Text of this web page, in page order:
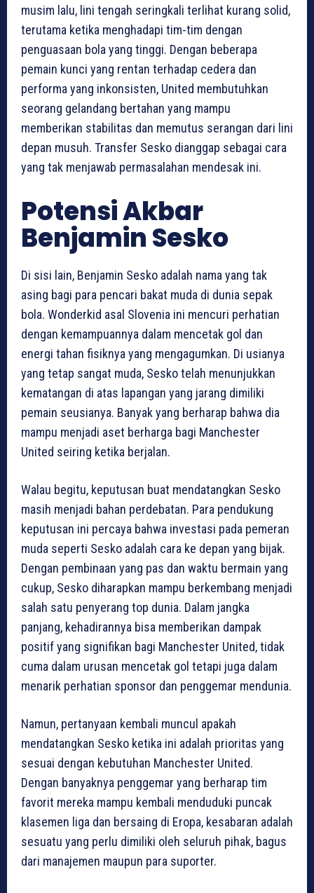
musim lalu, lini tengah seringkali terlihat kurang solid,
terutama ketika menghadapi tim-tim dengan
penguasaan bola yang tinggi. Dengan beberapa
pemain kunci yang rentan terhadap cedera dan
performa yang inkonsisten, United membutuhkan
seorang gelandang bertahan yang mampu
memberikan stabilitas dan memutus serangan dari lini
depan musuh. Transfer Sesko dianggap sebagai cara
yang tak menjawab permasalahan mendesak ini.
Potensi Akbar
Benjamin Sesko
Di sisi lain, Benjamin Sesko adalah nama yang tak
asing bagi para pencari bakat muda di dunia sepak
bola. Wonderkid asal Slovenia ini mencuri perhatian
dengan kemampuannya dalam mencetak gol dan
energi tahan fisiknya yang mengagumkan. Di usianya
yang tetap sangat muda, Sesko telah menunjukkan
kematangan di atas lapangan yang jarang dimiliki
pemain seusianya. Banyak yang berharap bahwa dia
mampu menjadi aset berharga bagi Manchester
United seiring ketika berjalan.
Walau begitu, keputusan buat mendatangkan Sesko
masih menjadi bahan perdebatan. Para pendukung
keputusan ini percaya bahwa investasi pada pemeran
muda seperti Sesko adalah cara ke depan yang bijak.
Dengan pembinaan yang pas dan waktu bermain yang
cukup, Sesko diharapkan mampu berkembang menjadi
salah satu penyerang top dunia. Dalam jangka
panjang, kehadirannya bisa memberikan dampak
positif yang signifikan bagi Manchester United, tidak
cuma dalam urusan mencetak gol tetapi juga dalam
menarik perhatian sponsor dan penggemar mendunia.
Namun, pertanyaan kembali muncul apakah
mendatangkan Sesko ketika ini adalah prioritas yang
sesuai dengan kebutuhan Manchester United.
Dengan banyaknya penggemar yang berharap tim
favorit mereka mampu kembali menduduki puncak
klasemen liga dan bersaing di Eropa, kesabaran adalah
sesuatu yang perlu dimiliki oleh seluruh pihak, bagus
dari manajemen maupun para suporter.